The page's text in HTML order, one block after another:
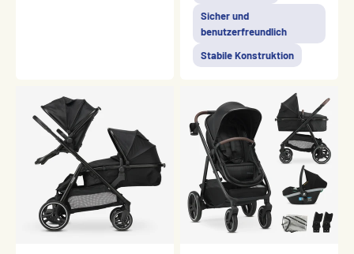
Sicher und
benutzerfreundlich
Stabile Konstruktion